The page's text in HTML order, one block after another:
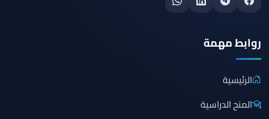
روابط مهمة
الرئيسية
المنح الدراسية